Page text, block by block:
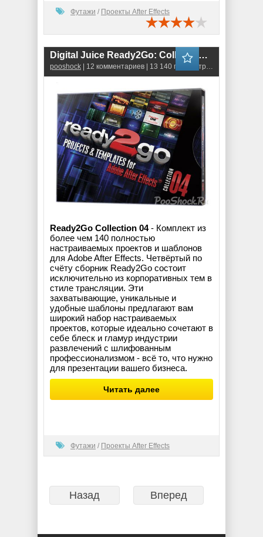
Футажи / Проекты After Effects
Digital Juice Ready2Go: Collection 4 (AE Projects + ISO)
pooshock | 12 комментариев | 13 140 просмотров
Ready2Go Collection 04- Комплект из
более чем 140 полностью
настраиваемых проектов и шаблонов
для Adobe After Effects. Четвёртый по
счёту сборник Ready2Go состоит
исключительно из корпоративных тем в
стиле трансляции. Эти
захватывающие, уникальные и
удобные шаблоны предлагают вам
широкий набор настраиваемых
проектов, которые идеально сочетают в
себе блеск и гламур индустрии
развлечений с шлифованным
профессионализмом - всё то, что нужно
для презентации вашего бизнеса.
Читать далее
Футажи / Проекты After Effects
Назад Вперед